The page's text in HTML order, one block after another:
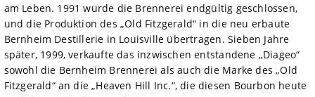
am Leben. 1991 wurde die Brennerei endgültig geschlossen,
und die Produktion des „Old Fitzgerald“ in die neu erbaute
Bernheim Destillerie in Louisville übertragen. Sieben Jahre
später, 1999, verkaufte das inzwischen entstandene „Diageo“
sowohl die Bernheim Brennerei als auch die Marke des „Old
Fitzgerald“ an die „Heaven Hill Inc.“, die diesen Bourbon heute